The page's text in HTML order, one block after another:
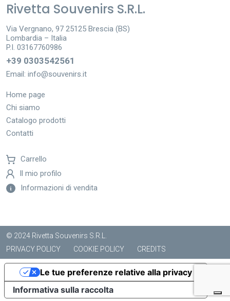
Rivetta Souvenirs S.R.L.
Via Vergnano, 97 25125 Brescia (BS)
Lombardia – Italia
P.I. 03167760986
+39 0303542561
Email: info@souvenirs.it
Home page
Chi siamo
Catalogo prodotti
Contatti
Carrello
Il mio profilo
Informazioni di vendita
© 2024 Rivetta Souvenirs S.R.L.
PRIVACY POLICY
COOKIE POLICY CREDITS
Informativa sulla raccolta
Le tue preferenze relative alla privacy